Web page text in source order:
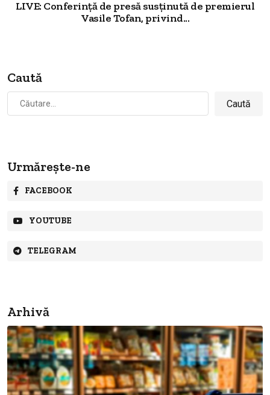
LIVE: Conferință de presă susținută de premierul
Vasile Tofan, privind...
Caută
Caută
după:
Urmărește-ne
FACEBOOK
YOUTUBE
TELEGRAM
Arhivă